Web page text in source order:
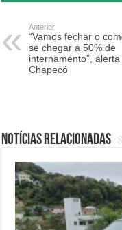
Anterior
“Vamos fechar o
se chegar a 50% de
internamento”,
Chapecó
Notícias relacionadas